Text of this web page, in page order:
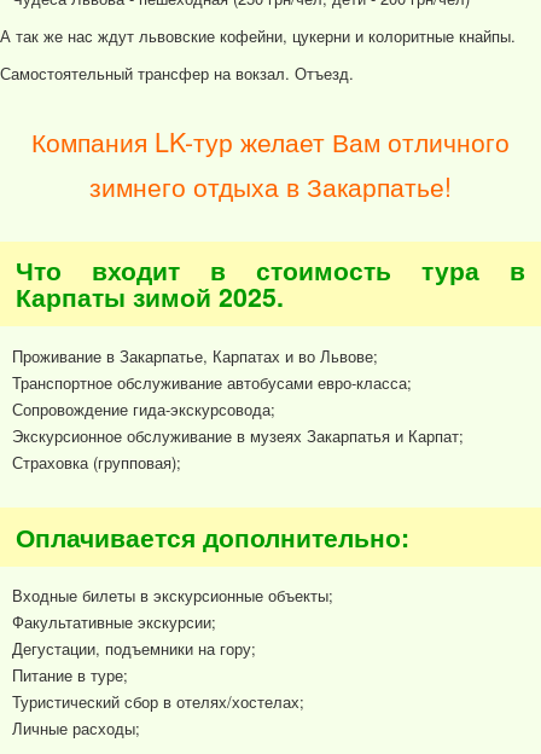
А так же нас ждут львовские кофейни, цукерни и колоритные кнайпы.
Самостоятельный трансфер на вокзал. Отъезд.
Компания LK-тур желает Вам отличного
зимнего отдыха в Закарпатье!
Что входит в стоимость тура в
Карпаты зимой 2025.
Проживание в Закарпатье, Карпатах и во Львове;
Транспортное обслуживание автобусами евро-класса;
Сопровождение гида-экскурсовода;
Экскурсионное обслуживание в музеях Закарпатья и Карпат;
Страховка (групповая);
Оплачивается дополнительно:
Входные билеты в экскурсионные объекты;
Факультативные экскурсии;
Дегустации, подъемники на гору;
Питание в туре;
Туристический сбор в отелях/хостелах;
Личные расходы;